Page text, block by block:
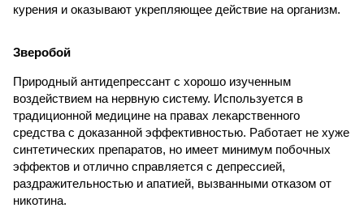
курения и оказывают укрепляющее действие на организм.
Зверобой
Природный антидепрессант с хорошо изученным
воздействием на нервную систему. Используется в
традиционной медицине на правах лекарственного
средства с доказанной эффективностью. Работает не хуже
синтетических препаратов, но имеет минимум побочных
эффектов и отлично справляется с депрессией,
раздражительностью и апатией, вызванными отказом от
никотина.